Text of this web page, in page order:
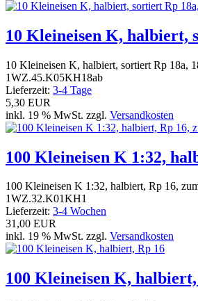
10 Kleineisen K, halbiert,
10 Kleineisen K, halbiert, sortiert Rp 18a,
1WZ.45.K05KH18ab
Lieferzeit: 3-4 Tage
5,30 EUR
inkl. 19 % MwSt. zzgl. Versandkosten
100 Kleineisen K 1:32,
100 Kleineisen K 1:32, halbiert, Rp 16,
1WZ.32.K01KH1
Lieferzeit: 3-4 Wochen
31,00 EUR
inkl. 19 % MwSt. zzgl. Versandkosten
100 Kleineisen K,